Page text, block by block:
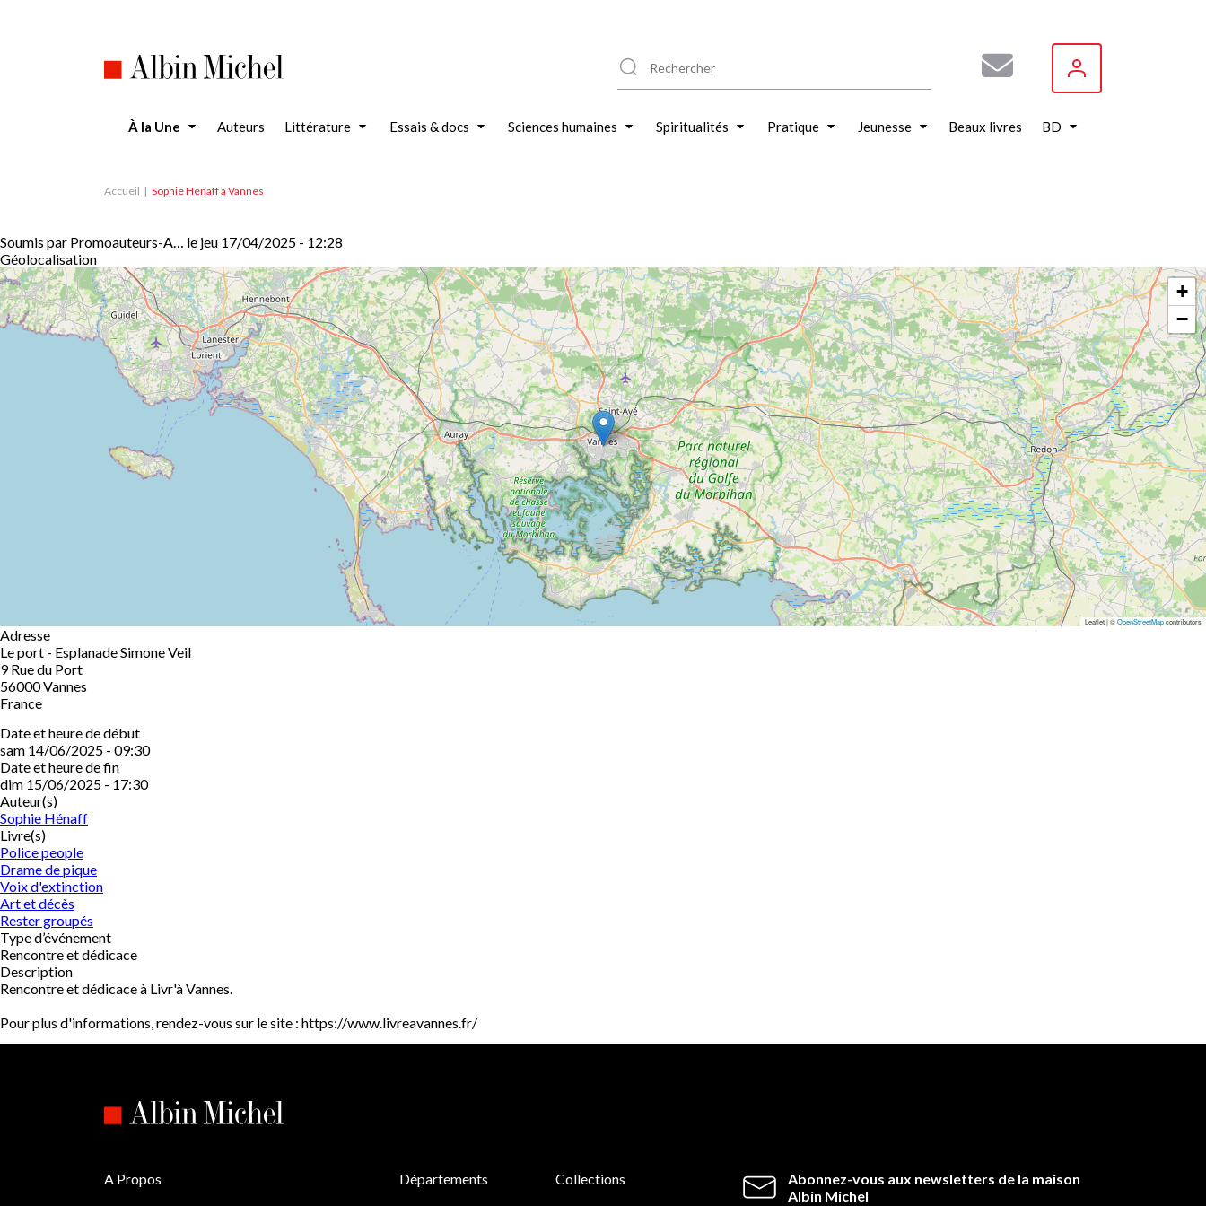
À la Une Auteurs Littérature Essais & docs Sciences humaines Spiritualités Pratique Jeunesse Beaux livres BD
Accueil Sophie Hénaff à Vannes
Soumis par Promoauteurs-A… le jeu 17/04/2025 - 12:28
Géolocalisation
+
−
Leaflet | ©OpenStreetMapcontributors
Adresse
Le port - Esplanade Simone Veil
9 Rue du Port
56000Vannes
France
Date et heure de début
sam 14/06/2025 - 09:30
Date et heure de fin
dim 15/06/2025 - 17:30
Auteur(s)
Sophie Hénaff
Livre(s)
Police people
Drame de pique
Voix d'extinction
Art et décès
Rester groupés
Type d’événement
Rencontre et dédicace
Description
Rencontre et dédicace à Livr'à Vannes.
Pour plus d'informations, rendez-vous sur le site : https://www.livreavannes.fr/
Abonnez-vous aux newsletters de la maison
Albin Michel
A Propos Départements Collections